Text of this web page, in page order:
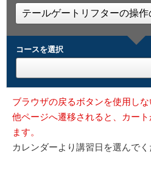
コースを選択
ブラウザの戻るボタンを使用しな
他ページへ遷移されると、カー
ます。
カレンダーより講習日を選んでく